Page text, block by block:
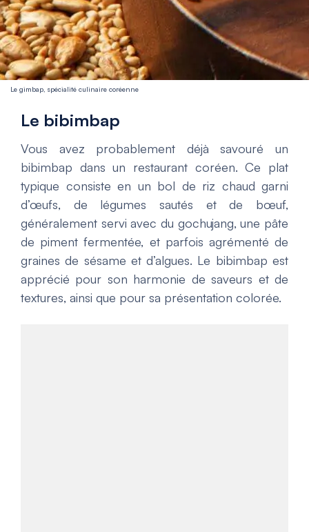
Le gimbap, spécialité culinaire coréenne
Le bibimbap
Vous avez probablement déjà savouré un
bibimbap dans un restaurant coréen. Ce plat
typique consiste en un bol de riz chaud garni
d’œufs, de légumes sautés et de bœuf,
généralement servi avec du gochujang, une pâte
de piment fermentée, et parfois agrémenté de
graines de sésame et d’algues. Le bibimbap est
apprécié pour son harmonie de saveurs et de
textures, ainsi que pour sa présentation colorée.